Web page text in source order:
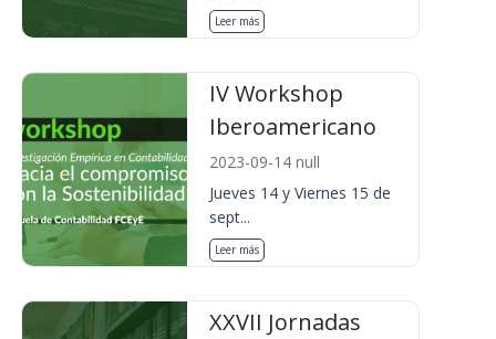
Leer más
IV Workshop
Iberoamericano
2023-09-14 null
Jueves 14 y Viernes 15 de
sept...
Leer más
XXVII Jornadas